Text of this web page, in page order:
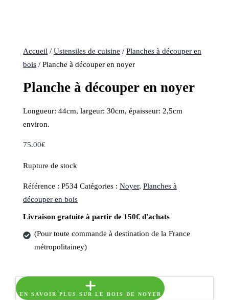
Accueil /Ustensiles de cuisine /Planches à découper en
bois / Planche à découper en noyer
Planche à découper en noyer
Longueur: 44cm, largeur: 30cm, épaisseur: 2,5cm
environ.
75.00€
Rupture de stock
Référence :P534 Catégories :Noyer,Planches à
découper en bois
Livraison gratuite à partir de 150€ d'achats
(Pour toute commande à destination de la France
métropolitainey)
EN SAVOIR PLUS SUR LE BOIS DE NOYER